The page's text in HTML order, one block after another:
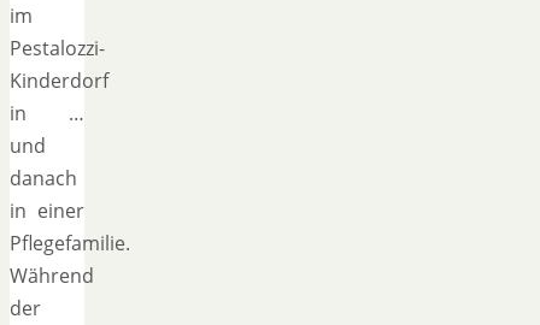
im
Pestalozzi-
Kinderdorf
in …
und
danach
in einer
Pflegefamilie.
Während
der